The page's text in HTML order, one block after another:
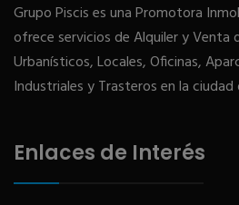
Grupo Piscis es una Promotora
ofrece servicios de Alquiler y Venta
Urbanísticos, Locales, Oficinas,
Industriales y Trasteros en la
Enlaces de Interés